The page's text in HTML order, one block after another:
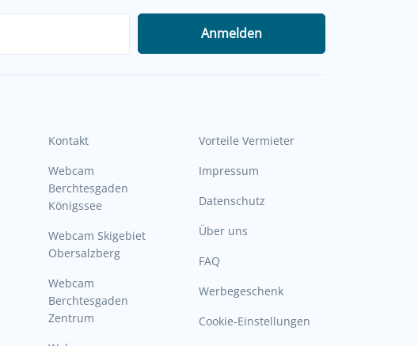
Anmelden
Kontakt
Webcam
Berchtesgaden
Königssee
Webcam Skigebiet
Obersalzberg
Webcam
Berchtesgaden
Zentrum
Vorteile Vermieter
Impressum
Datenschutz
Über uns
FAQ
Werbegeschenk
Cookie-Einstellungen